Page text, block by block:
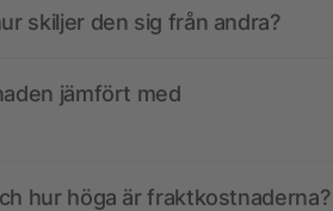
skiljer den sig från andra?
jämfört med
hur höga är fraktkostnaderna?